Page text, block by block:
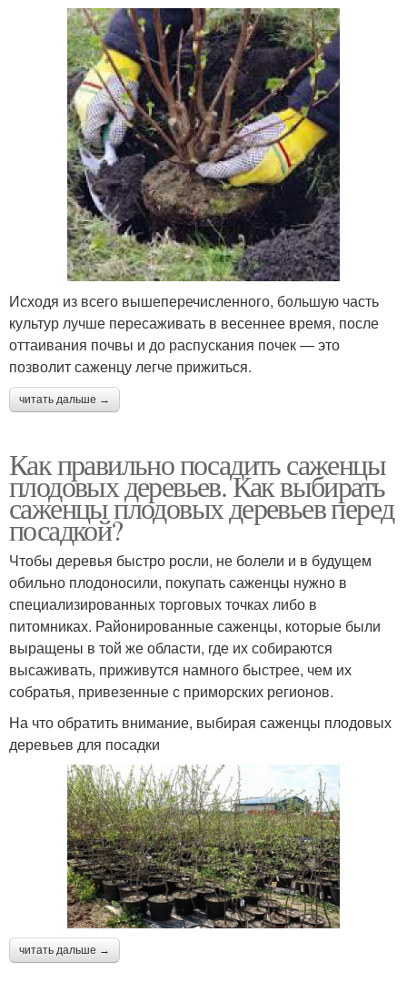
Исходя из всего вышеперечисленного, большую часть
культур лучше пересаживать в весеннее время, после
оттаивания почвы и до распускания почек — это
позволит саженцу легче прижиться.
читать дальше →
Как правильно посадить саженцы
плодовых деревьев. Как выбирать
саженцы плодовых деревьев перед
посадкой?
Чтобы деревья быстро росли, не болели и в будущем
обильно плодоносили, покупать саженцы нужно в
специализированных торговых точках либо в
питомниках. Районированные саженцы, которые были
выращены в той же области, где их собираются
высаживать, приживутся намного быстрее, чем их
собратья, привезенные с приморских регионов.
На что обратить внимание, выбирая саженцы плодовых
деревьев для посадки
читать дальше →